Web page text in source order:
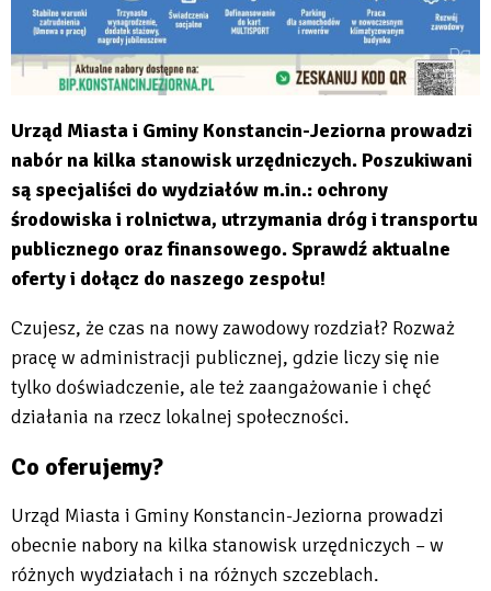
Urząd Miasta i Gminy Konstancin-Jeziorna prowadzi
nabór na kilka stanowisk urzędniczych. Poszukiwani
są specjaliści do wydziałów m.in.: ochrony
środowiska i rolnictwa, utrzymania dróg i transportu
publicznego oraz finansowego. Sprawdź aktualne
oferty i dołącz do naszego zespołu!
Czujesz, że czas na nowy zawodowy rozdział? Rozważ
pracę w administracji publicznej, gdzie liczy się nie
tylko doświadczenie, ale też zaangażowanie i chęć
działania na rzecz lokalnej społeczności.
Co oferujemy?
Urząd Miasta i Gminy Konstancin-Jeziorna prowadzi
obecnie nabory na kilka stanowisk urzędniczych – w
różnych wydziałach i na różnych szczeblach.